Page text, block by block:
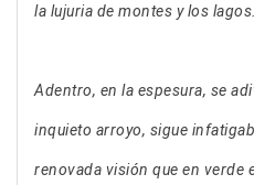
la lujuria de montes y los lagos.
Adentro, en la espesura, se
inquieto arroyo, sigue
renovada visión que en verde